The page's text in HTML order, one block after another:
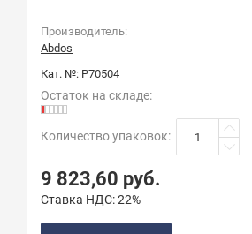
Производитель:
Abdos
Кат. №: P70504
Остаток на складе:
Количество упаковок:
9 823,60 руб.
Ставка НДС:22%